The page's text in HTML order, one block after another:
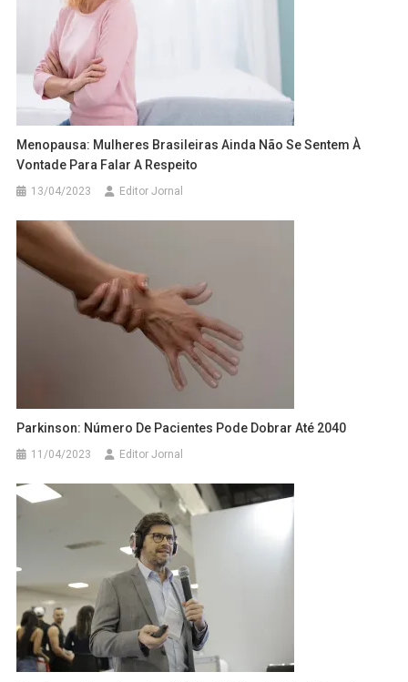
Menopausa: Mulheres Brasileiras Ainda Não Se Sentem À
Vontade Para Falar A Respeito
13/04/2023 Editor Jornal
Parkinson: Número De Pacientes Pode Dobrar Até 2040
11/04/2023 Editor Jornal